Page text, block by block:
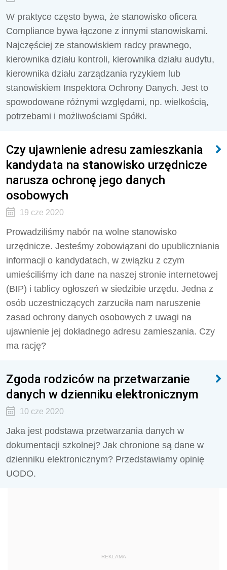
W praktyce często bywa, że stanowisko oficera
Compliance bywa łączone z innymi stanowiskami.
Najczęściej ze stanowiskiem radcy prawnego,
kierownika działu kontroli, kierownika działu audytu,
kierownika działu zarządzania ryzykiem lub
stanowiskiem Inspektora Ochrony Danych. Jest to
spowodowane różnymi względami, np. wielkością,
potrzebami i możliwościami Spółki.
Czy ujawnienie adresu zamieszkania
kandydata na stanowisko urzędnicze
narusza ochronę jego danych
osobowych
19 cze 2020
Prowadziliśmy nabór na wolne stanowisko
urzędnicze. Jesteśmy zobowiązani do upubliczniania
informacji o kandydatach, w związku z czym
umieściliśmy ich dane na naszej stronie internetowej
(BIP) i tablicy ogłoszeń w siedzibie urzędu. Jedna z
osób uczestniczących zarzuciła nam naruszenie
zasad ochrony danych osobowych z uwagi na
ujawnienie jej dokładnego adresu zamieszania. Czy
ma rację?
Zgoda rodziców na przetwarzanie
danych w dzienniku elektronicznym
10 cze 2020
Jaka jest podstawa przetwarzania danych w
dokumentacji szkolnej? Jak chronione są dane w
dzienniku elektronicznym? Przedstawiamy opinię
UODO.
REKLAMA